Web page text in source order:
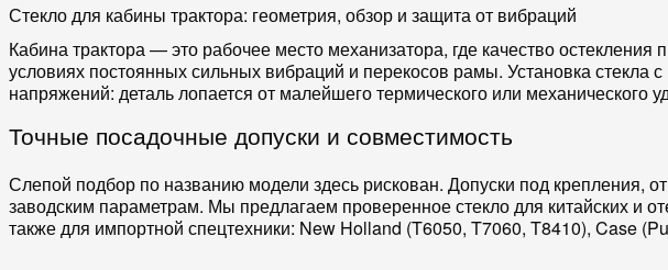
Стекло для кабины трактора: геометрия, обзор и защита от вибраций
Кабина трактора — это рабочее место механизатора, где качество остекления
условиях постоянных сильных вибраций и перекосов рамы. Установка
напряжений: деталь лопается от малейшего термического или механического
Точные посадочные допуски и совместимость
Слепой подбор по названию модели здесь рискован. Допуски под крепления,
заводским параметрам. Мы предлагаем проверенное стекло для китайских и
также для импортной спецтехники: New Holland (T6050, T7060, T8410), Case